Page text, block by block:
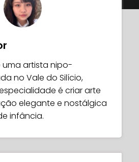
uma artista nipo-
no Vale do Silício,
é criar arte
elegante e nostálgica
infância.